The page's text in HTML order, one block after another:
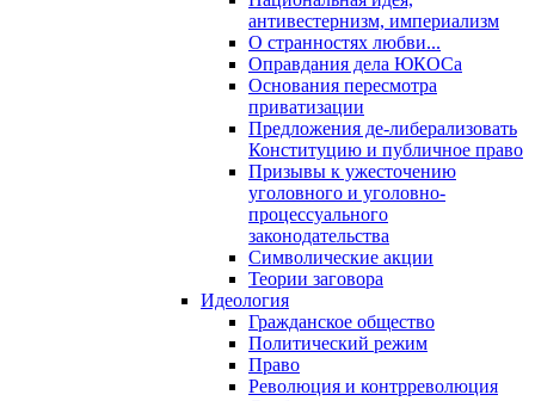
антивестернизм, империализм
О странностях любви...
Оправдания дела ЮКОСа
Основания пересмотра
приватизации
Предложения де-либерализовать
Конституцию и публичное право
Призывы к ужесточению
уголовного и уголовно-
процессуального
законодательства
Символические акции
Теории заговора
Идеология
Гражданское общество
Политический режим
Право
Революция и контрреволюция